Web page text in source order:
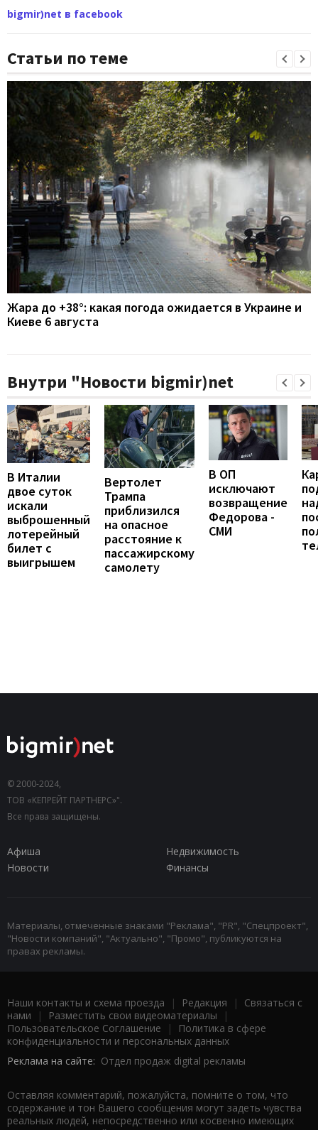
bigmir)net в facebook
Статьи по теме
Жара до +38°: какая погода ожидается в Украине и
Киеве 6 августа
Внутри "Новости bigmir)net
В Италии
двое суток
искали
выброшенный
лотерейный
билет с
выигрышем
Вертолет
Трампа
приблизился
на опасное
расстояние к
пассажирскому
самолету
В ОП
исключают
возвращение
Федорова -
СМИ
© 2000-2024,
ТОВ «КЕПРЕЙТ ПАРТНЕРС»".
Все права защищены.
Афиша
Недвижимость
Новости
Финансы
Материалы, отмеченные знаками "Реклама", "PR", "Спецпроект",
"Новости компаний", "Актуально", "Промо", публикуются на
правах рекламы.
Наши контакты и схема проезда | Редакция | Связаться с
нами | Разместить свои видеоматериалы |
Пользовательское Соглашение |
Политика в сфере
конфиденциальности и персональных данных
Реклама на сайте: Отдел продаж digital рекламы
Оставляя комментарий, пожалуйста, помните о том, что
содержание и тон Вашего сообщения могут задеть чувства
реальных людей, непосредственно или косвенно имеющих